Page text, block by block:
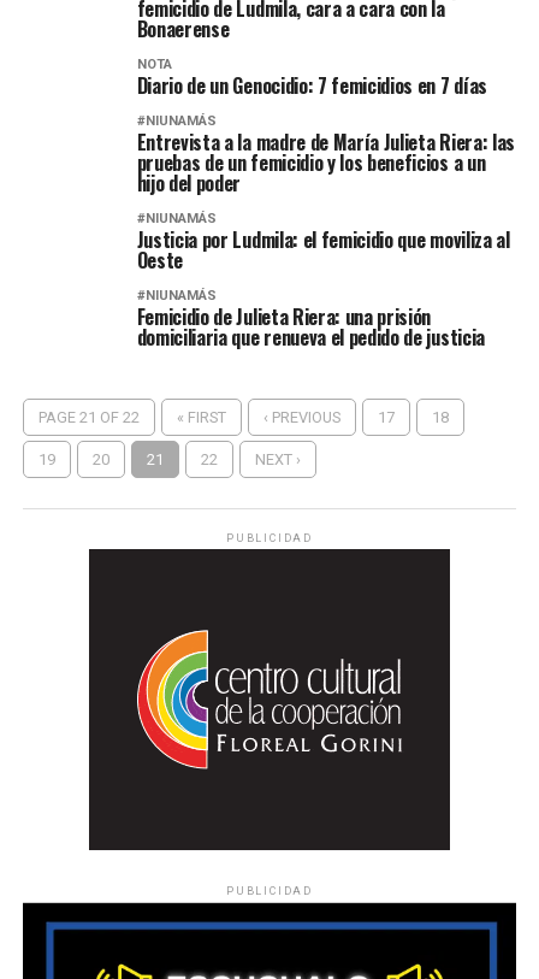
femicidio de Ludmila, cara a cara con la
Bonaerense
NOTA
Diario de un Genocidio: 7 femicidios en 7 días
#NIUNAMÁS
Entrevista a la madre de María Julieta Riera: las
pruebas de un femicidio y los beneficios a un
hijo del poder
#NIUNAMÁS
Justicia por Ludmila: el femicidio que moviliza al
Oeste
#NIUNAMÁS
Femicidio de Julieta Riera: una prisión
domiciliaria que renueva el pedido de justicia
PAGE 21 OF 22 « FIRST ‹ PREVIOUS 17 18
19 20 21 22 NEXT ›
PUBLICIDAD
PUBLICIDAD